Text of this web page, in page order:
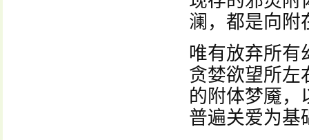
澜，都是向附
唯有放弃所有
贪婪欲望所左
的附体梦魇，
普遍关爱为基